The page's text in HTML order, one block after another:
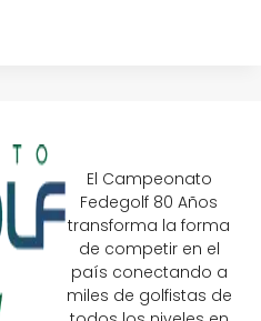
El Campeonato
Fedegolf 80 Años
transforma la forma
de competir en el
país conectando a
miles de golfistas de